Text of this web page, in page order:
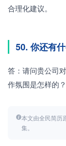
合理化建议。
50. 你还有
答：请问贵公司
作氛围是怎样的？
本文由全民简历
集。